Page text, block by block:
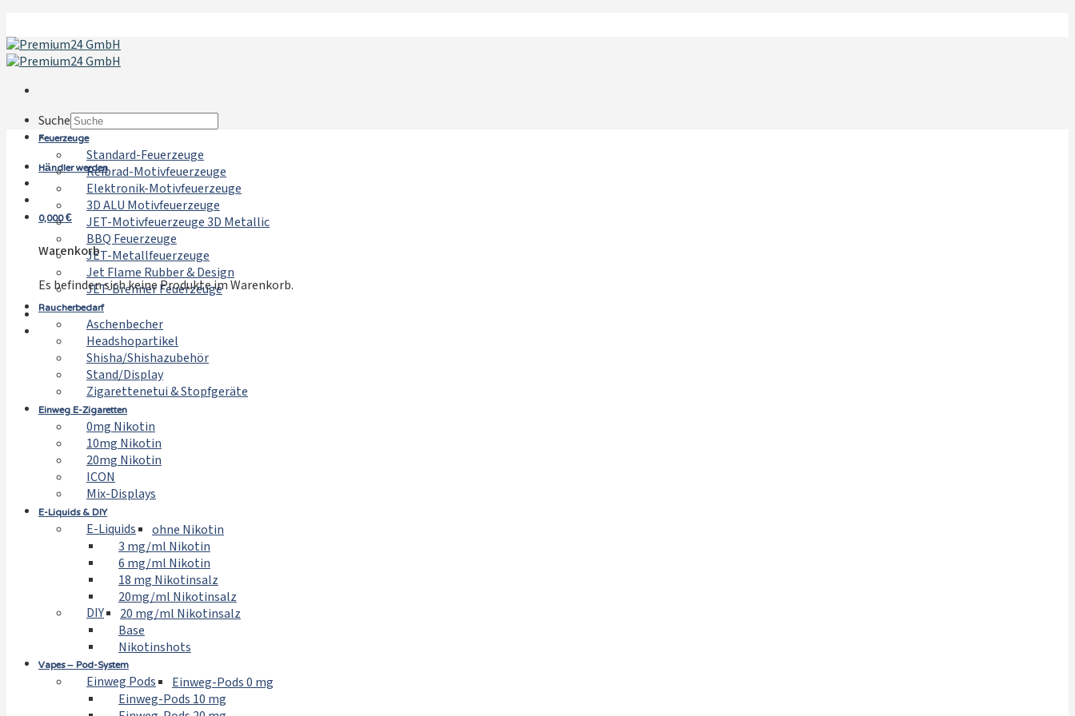
Inhalt
springen
Suche
×
Händler werden
0,000€
Warenkorb
Es befinden sich keine Produkte im Warenkorb.
Feuerzeuge
Standard-Feuerzeuge
Reibrad-Motivfeuerzeuge
Elektronik-Motivfeuerzeuge
3D ALU Motivfeuerzeuge
JET-Motivfeuerzeuge 3D Metallic
BBQ Feuerzeuge
JET-Metallfeuerzeuge
Jet Flame Rubber & Design
JET-Brenner Feuerzeuge
Raucherbedarf
Aschenbecher
Headshopartikel
Shisha/Shishazubehör
Stand/Display
Zigarettenetui & Stopfgeräte
Einweg E-Zigaretten
0mg Nikotin
10mg Nikotin
20mg Nikotin
ICON
Mix-Displays
E-Liquids & DIY
E-Liquids
ohne Nikotin
3 mg/ml Nikotin
6 mg/ml Nikotin
18 mg Nikotinsalz
20mg/ml Nikotinsalz
DIY
20 mg/ml Nikotinsalz
Base
Nikotinshots
Vapes – Pod-System
Einweg Pods
Einweg-Pods 0 mg
Einweg-Pods 10 mg